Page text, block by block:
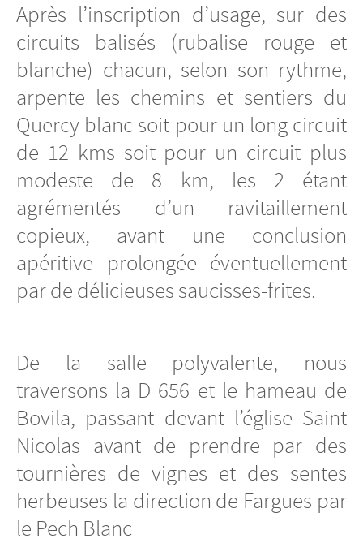
Après l’inscription d’usage, sur des
circuits balisés (rubalise rouge et
blanche) chacun, selon son rythme,
arpente les chemins et sentiers du
Quercy blanc soit pour un long circuit
de 12 kms soit pour un circuit plus
modeste de 8 km, les 2 étant
agrémentés d’un ravitaillement
copieux, avant une conclusion
apéritive prolongée éventuellement
par de délicieuses saucisses-frites.
De la salle polyvalente, nous
traversons la D 656 et le hameau de
Bovila, passant devant l’église Saint
Nicolas avant de prendre par des
tournières de vignes et des sentes
herbeuses la direction de Fargues par
le Pech Blanc